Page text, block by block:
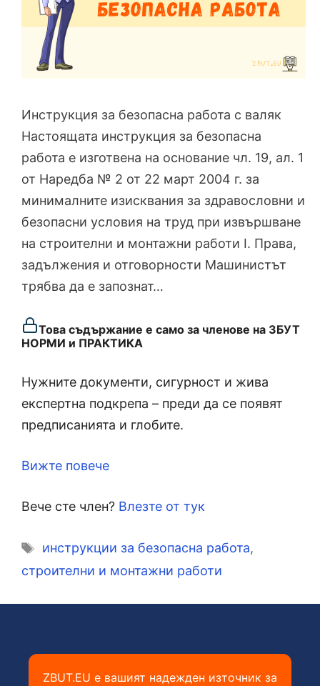
Инструкция за безопасна работа с валяк
Настоящата инструкция за безопасна
работа е изготвена на основание чл. 19, ал. 1
от Наредба № 2 от 22 март 2004 г. за
минималните изисквания за здравословни и
безопасни условия на труд при извършване
на строителни и монтажни работи I. Права,
задължения и отговорности Машинистът
трябва да е запознат…
Това съдържание е само за членове на ЗБУТ
НОРМИ и ПРАКТИКА
Нужните документи, сигурност и жива
експертна подкрепа – преди да се появят
предписанията и глобите.
Вижте повече
Вече сте член? Влезте от тук
Етикети
инструкции за безопасна работа,
строителни и монтажни работи
ZBUT.EU е вашият надежден източник за